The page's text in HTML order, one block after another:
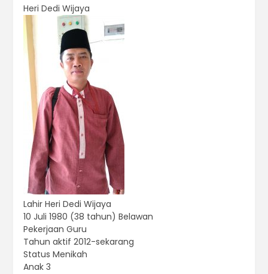
Heri Dedi Wijaya
Lahir Heri Dedi Wijaya
10 Juli 1980 (38 tahun) Belawan
Pekerjaan Guru
Tahun aktif 2012-sekarang
Status Menikah
Anak 3